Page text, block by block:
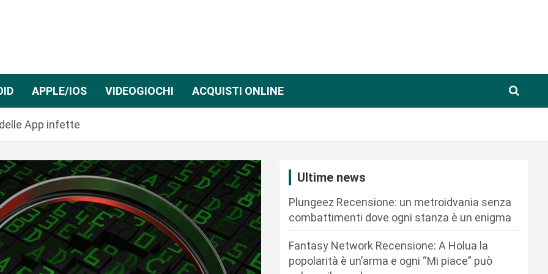
APPLE/IOS VIDEOGIOCHI ACQUISTI ONLINE
App infette
Ultime news
Plungeez Recensione: un metroidvania senza
combattimenti dove ogni stanza è un enigma
Fantasy Network Recensione: A Holua la
popolarità è un’arma e ogni “Mi piace” può